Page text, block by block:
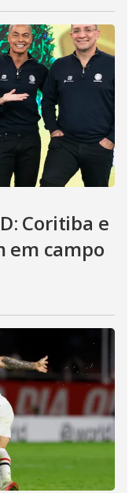
Coritiba e
em campo